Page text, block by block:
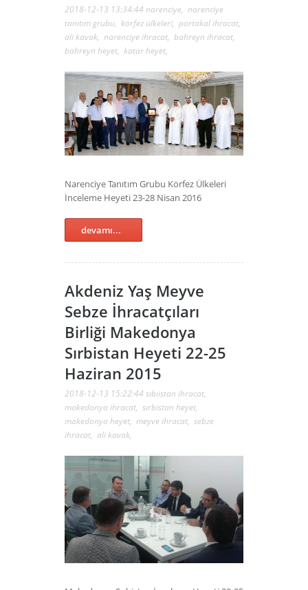
2018-12-13 13:34:44 narenciye, narenciye
tanıtım grubu, körfez ülkeleri, portakal ihracat,
ali kavak, narenciye ihracat, bahreyn ihracat,
bahreyn heyet, katar heyet,
Narenciye Tanıtım Grubu Körfez Ülkeleri
İnceleme Heyeti 23-28 Nisan 2016
devamı...
Akdeniz Yaş Meyve
Sebze İhracatçıları
Birliği Makedonya
Sırbistan Heyeti 22-25
Haziran 2015
2018-12-13 15:22:44 sıbıistan ihracat,
makedonya ihracat, sırbistan heyet,
makedonya heyet, meyve ihracat, sebze
ihracat, ali kavak,